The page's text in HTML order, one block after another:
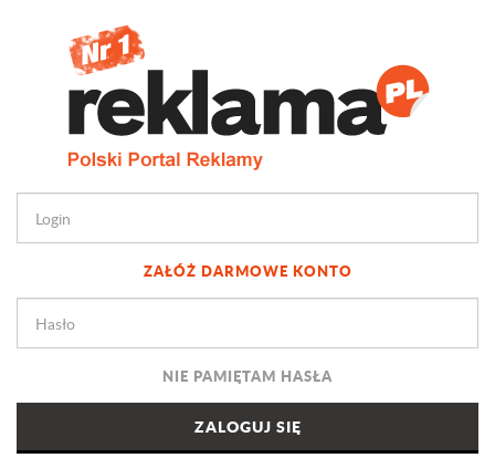
ZAŁÓŻ DARMOWE KONTO
NIE PAMIĘTAM HASŁA